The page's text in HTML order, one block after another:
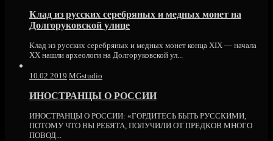
Клад из русских серебряных и медных монет на
Долгоруковской улице
Клад из русских серебряных и медных монет конца XIX — начала
XX нашли археологи на Долгоруковской ул...
10.02.2019 MGstudio
ИНОСТРАНЦЫ О РОССИИ
ИНОСТРАНЦЫ О РОССИИ: «ГОРДИТЕСЬ БЫТЬ РУССКИМИ,
ПОТОМУ ЧТО ВЫ РЕБЯТА, ПОЛУЧИЛИ ОТ ПРЕДКОВ МНОГО
ПОВОД...